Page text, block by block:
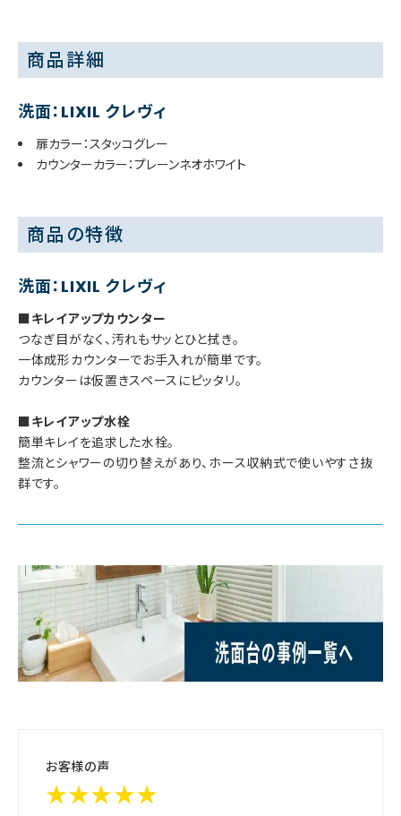
商品詳細
洗面：LIXIL クレヴィ
扉カラー：スタッコグレー
カウンターカラー：プレーンネオホワイト
商品の特徴
洗面：LIXIL クレヴィ
■キレイアップカウンター
つなぎ目がなく、汚れもサッとひと拭き。
一体成形カウンターでお手入れが簡単です。
カウンターは仮置きスペースにピッタリ。
■キレイアップ水栓
簡単キレイを追求した水栓。
整流とシャワーの切り替えがあり、ホース収納式で使いやすさ抜
群です。
お客様の声
★★★★★